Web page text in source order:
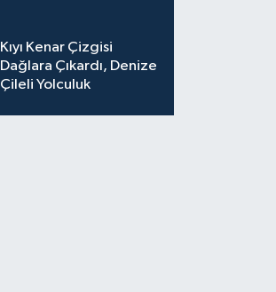
Kıyı Kenar Çizgisi
Dağlara Çıkardı, Denize
Çileli Yolculuk